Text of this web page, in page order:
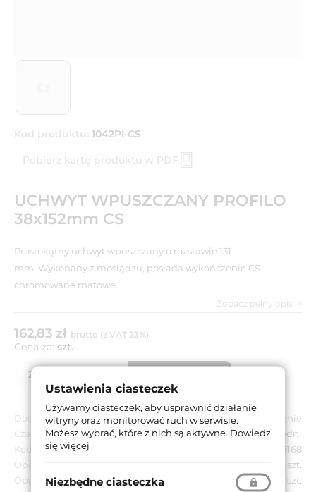
Kod produktu: 1042PI-CS
Pobierz kartę produktu w PDF
UCHWYT WPUSZCZANY PROFILO
38x152mm CS
Prostokątny uchwyt wpuszczany o rozstawie 131
mm. Wykonany z mosiądzu, posiada wykończenie CS -
chromowane matowe.
Zobacz pełny opis
162,83 zł brutto (z VAT 23%)
Cena za: szt.
Zapytaj o produkt
Dostępność:
Na zamówienie
Czas dostawy:
Do 8 tygodni
Kod EAN:
8032731339168
Opakowanie jednostkowe:
12 szt.
Opakowanie zbiorcze:
12 szt.
Ustawienia ciasteczek
Używamy ciasteczek, aby usprawnić działanie
witryny oraz monitorować ruch w serwisie.
Możesz wybrać, które z nich są aktywne. Dowiedz
się więcej
Niezbędne ciasteczka